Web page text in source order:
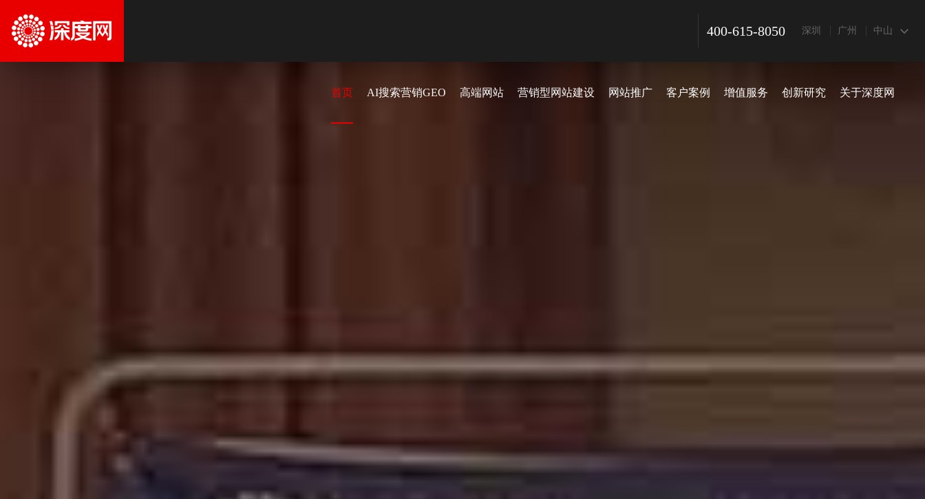
深圳 广州 中山
400-615-8050
首页 AI搜索营销GEO 高端网站 营销型网站建设 网站推广 客户案例 增值服务 创新研究 关于深度网